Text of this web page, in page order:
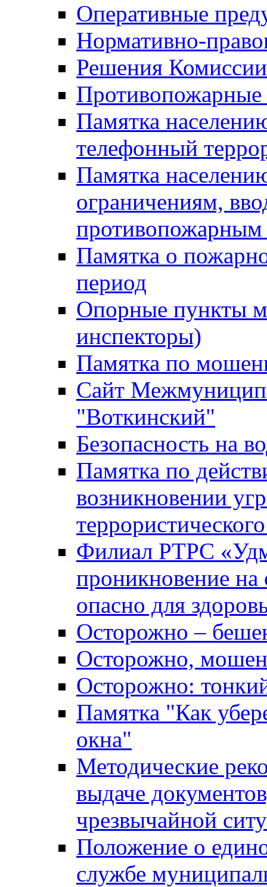
Оперативные
Нормативно-
Решения
Противопожарные
Памятка
телефонный
Памятка
ограничениям,
Памятка о
период
Опорные пункты
инспекторы)
Памятка по
Сайт
"Воткинский"
Безопасность на
Памятка по
возникновении
Филиал РТРС
проникновение на
опасно для
Осторожно –
Осторожно,
Осторожно:
Памятка "Как
окна"
Методические
выдаче
чрезвычайной
Положение о
службе